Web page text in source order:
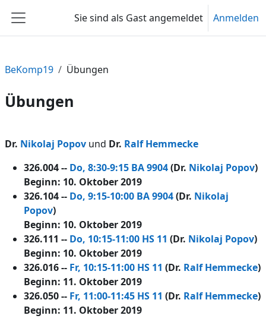
Website-Übersicht
Sie sind als Gast angemeldet Anmelden
BeKomp19 Übungen
Übungen
Abschnittsübersicht
Dr. Nikolaj Popov und Dr. Ralf Hemmecke
326.004 -- Do, 8:30-9:15 BA 9904(Dr. Nikolaj Popov)
Beginn: 10. Oktober 2019
326.104 -- Do, 9:15-10:00 BA 9904(Dr. Nikolaj
Popov)
Beginn: 10. Oktober 2019
326.111 -- Do, 10:15-11:00 HS 11 (Dr. Nikolaj Popov)
Beginn: 10. Oktober 2019
326.016 -- Fr, 10:15-11:00 HS 11 (Dr. Ralf Hemmecke)
Beginn: 11. Oktober 2019
326.050 -- Fr, 11:00-11:45 HS 11 (Dr. Ralf Hemmecke)
Beginn: 11. Oktober 2019